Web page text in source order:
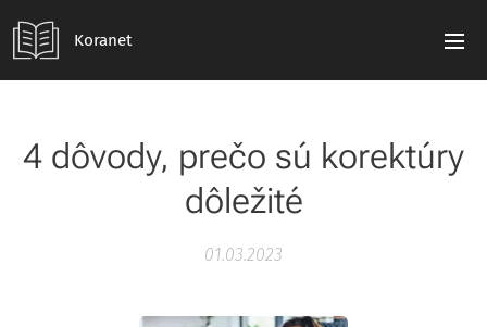
Koranet
4 dôvody, prečo sú korektúry
dôležité
01.03.2023